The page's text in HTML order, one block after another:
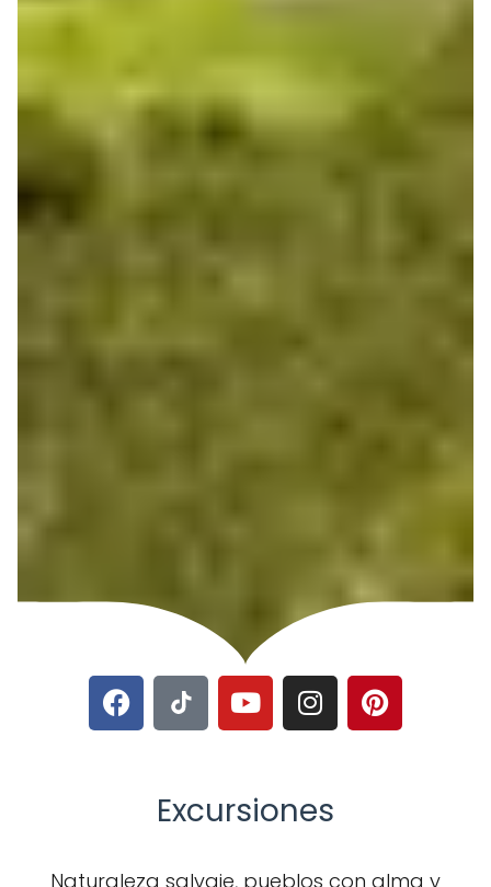
Excursiones
Naturaleza salvaje, pueblos con alma y